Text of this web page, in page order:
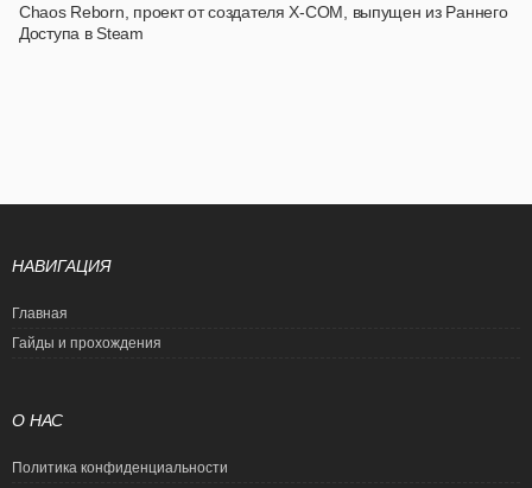
Chaos Reborn, проект от создателя X-COM, выпущен из Раннего
Доступа в Steam
НАВИГАЦИЯ
Главная
Гайды и прохождения
О НАС
Политика конфиденциальности